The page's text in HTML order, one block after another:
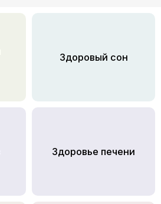
Здоровый сон
Здоровье печени